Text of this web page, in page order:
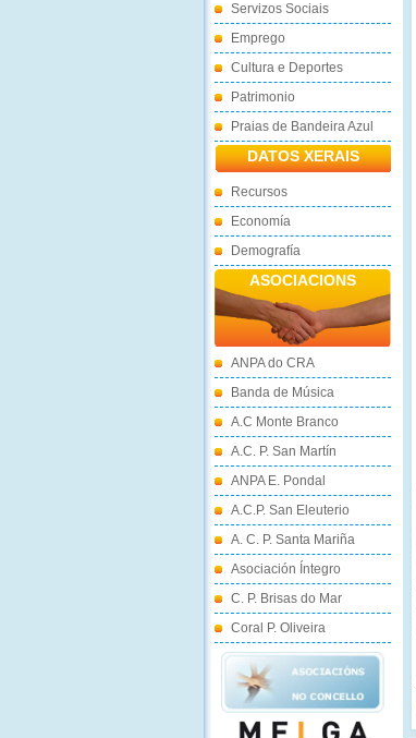
Servizos Sociais
Emprego
Cultura e Deportes
Patrimonio
Praias de Bandeira Azul
DATOS XERAIS
Recursos
Economía
Demografía
ASOCIACIONS
ANPA do CRA
Banda de Música
A.C Monte Branco
A.C. P. San Martín
ANPA E. Pondal
A.C.P. San Eleuterio
A. C. P. Santa Mariña
Asociación Íntegro
C. P. Brisas do Mar
Coral P. Oliveira